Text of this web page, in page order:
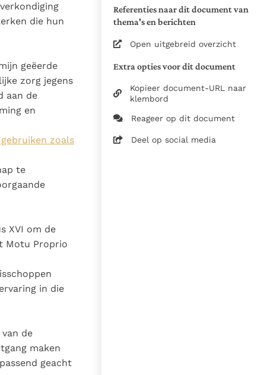
2021, Libreria Editrice
Nederlandse
Bisschoppenconferentie
De bijgaande tekst is een
Werkvertaling
Vert. uit het Italiaans
Zie de gebruiksvoorwaarden
Referenties naar dit document van
thema's en berichten
Open uitgebreid overzicht
Extra opties voor dit document
Kopieer document-URL naar
klembord
Reageer op dit document
Deel op social media
die hun
geëerde
zorg jegens
aan de
en
zoals
te
XVI om de
Motu Proprio
in die
de
maken
geacht